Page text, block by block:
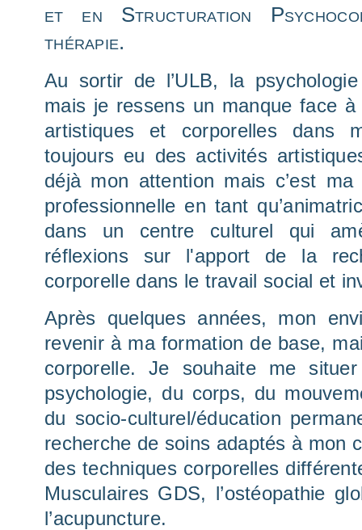
et en Structuration
thérapie.
Au sortir de l’ULB, la psychologie
mais je ressens un manque face à
artistiques et corporelles dans
toujours eu des activités
déjà mon attention mais c’est ma
professionnelle en tant
dans un centre culturel qui
réflexions sur l'apport de la
corporelle dans le travail social et
Après quelques années, mon
revenir à ma formation de base,
corporelle. Je souhaite me
psychologie, du corps, du
du socio-culturel/éducation
recherche de soins adaptés à mon
des techniques corporelles
Musculaires GDS, l’ostéopathie
l’acupuncture.